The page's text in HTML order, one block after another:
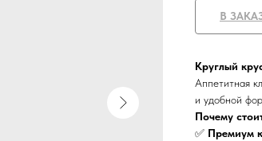
В
Круглый
Аппетитная
и удобной
Почему
✅ Премиум